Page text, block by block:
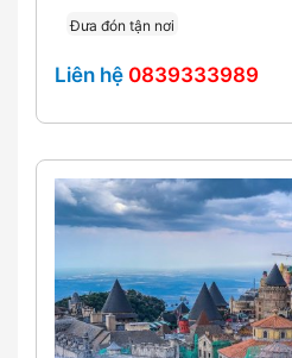
Đưa đón tận nơi
Liên hệ 0839333989